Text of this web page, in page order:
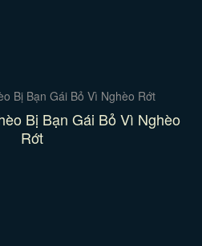
Bị Bạn Gái Bỏ Vì Nghèo
Rớt